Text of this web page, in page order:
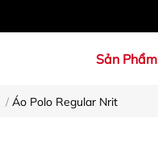
Sản Phẩm
/ Áo Polo Regular Nrit